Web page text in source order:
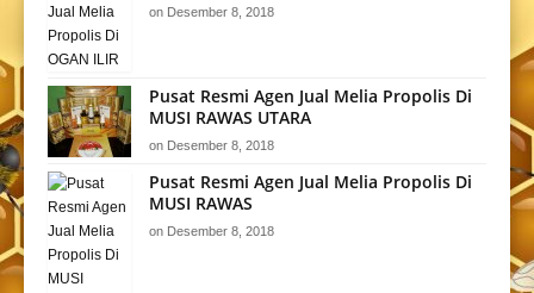
on Desember 8, 2018
Pusat Resmi Agen Jual Melia Propolis Di
MUSI RAWAS UTARA
on Desember 8, 2018
Pusat Resmi Agen Jual Melia Propolis Di
MUSI RAWAS
on Desember 8, 2018